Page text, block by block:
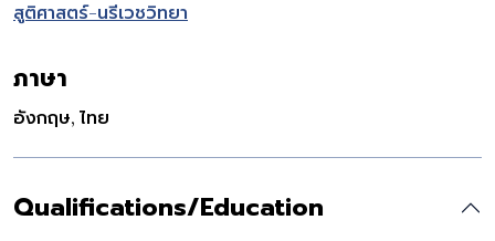
สูติศาสตร์-นรีเวชวิทยา
ภาษา
อังกฤษ, ไทย
Qualifications/Education